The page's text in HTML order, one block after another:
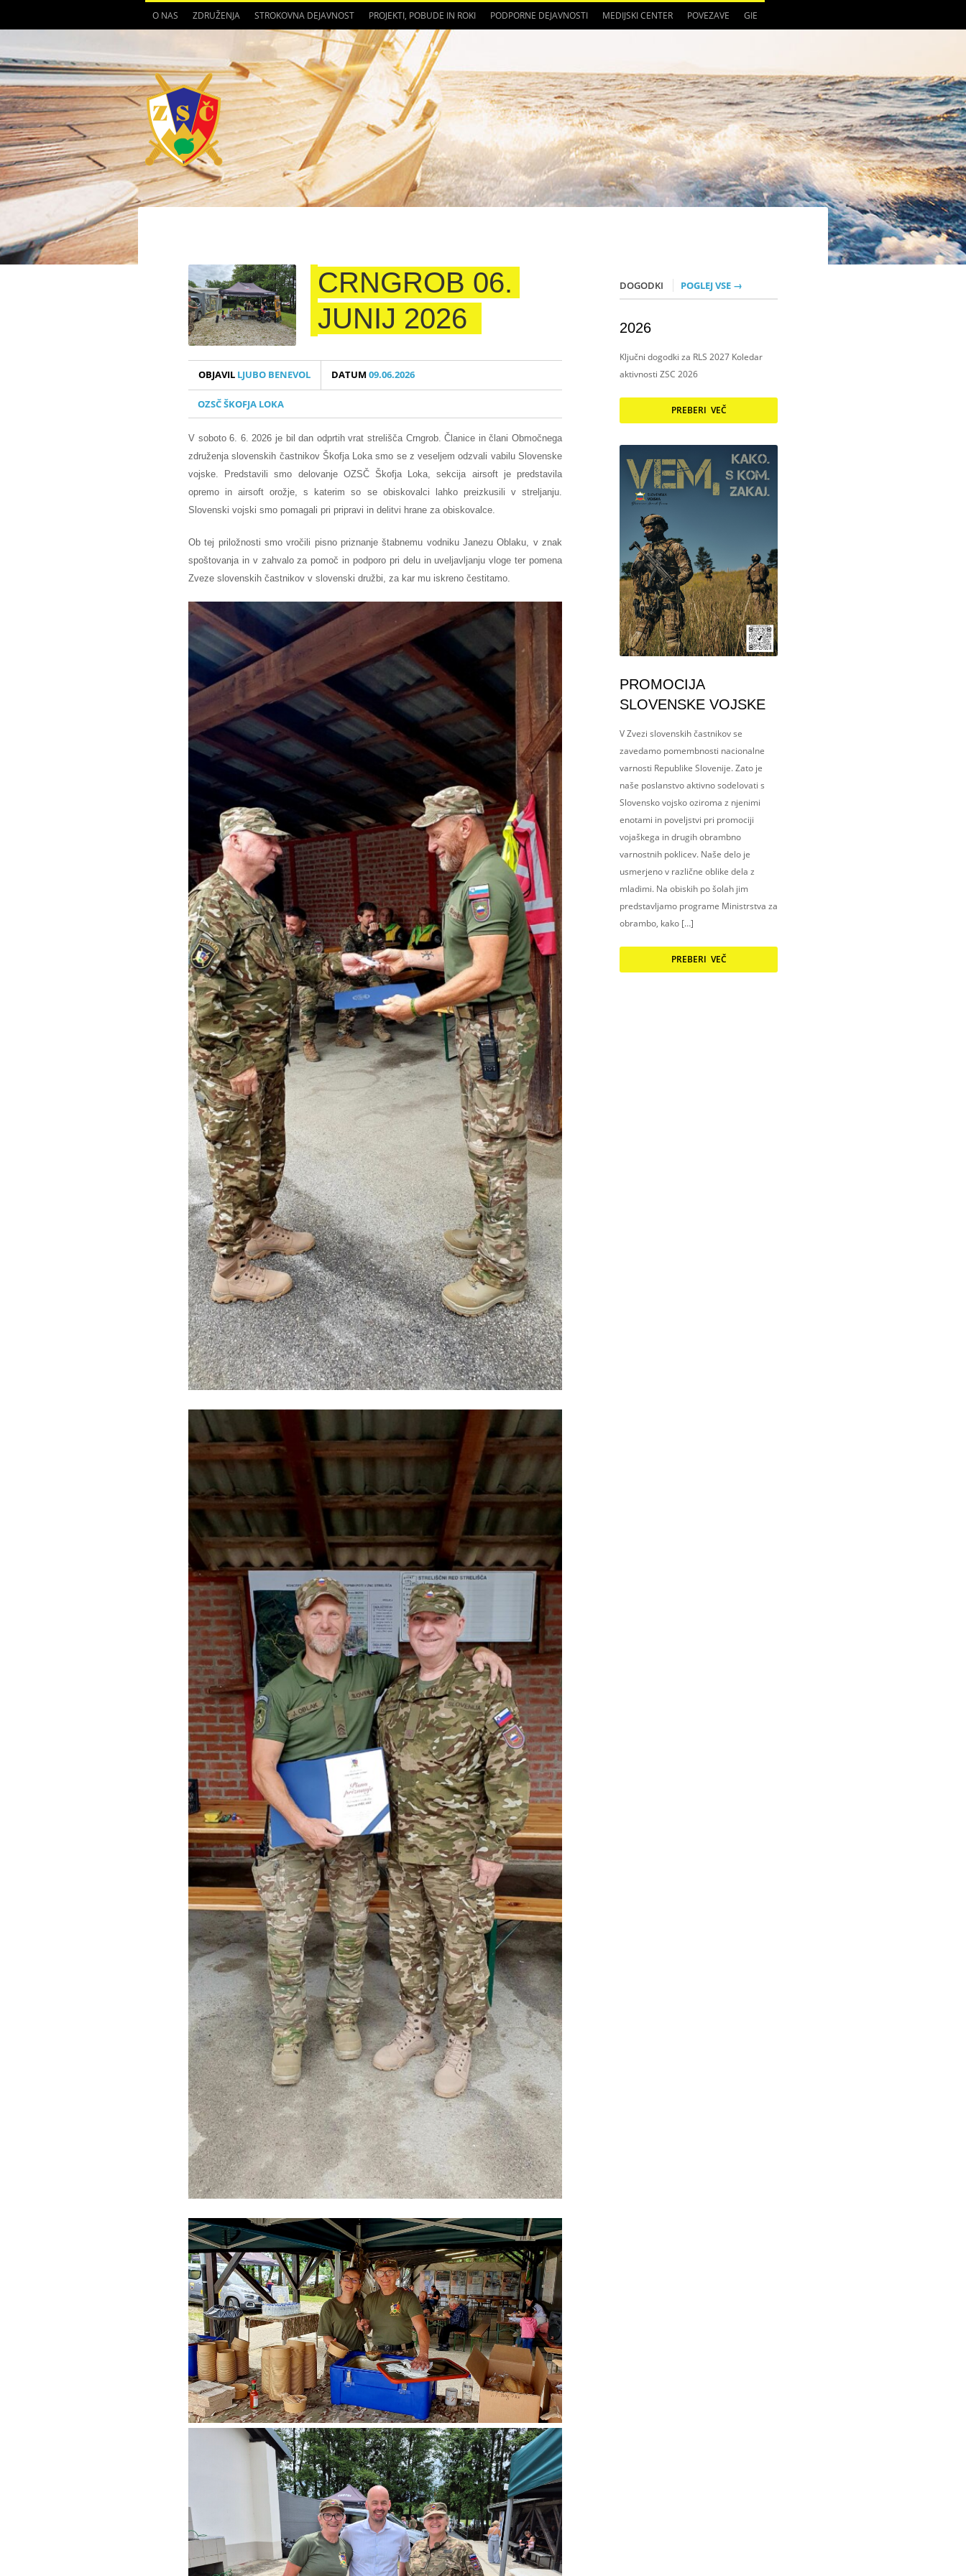
O NAS ZDRUŽENJA STROKOVNA DEJAVNOST PROJEKTI, POBUDE IN ROKI PODPORNE DEJAVNOSTI MEDIJSKI CENTER POVEZAVE GIE
CRNGROB 06.
JUNIJ 2026
OBJAVIL LJUBO BENEVOL DATUM09.06.2026
OZSČ ŠKOFJA LOKA
V soboto 6. 6. 2026 je bil dan odprtih vrat strelišča Crngrob. Članice in člani Območnega
združenja slovenskih častnikov Škofja Loka smo se z veseljem odzvali vabilu Slovenske
vojske. Predstavili smo delovanje OZSČ Škofja Loka, sekcija airsoft je predstavila
opremo in airsoft orožje, s katerim so se obiskovalci lahko preizkusili v streljanju.
Slovenski vojski smo pomagali pri pripravi in delitvi hrane za obiskovalce.
Ob tej priložnosti smo vročili pisno priznanje štabnemu vodniku Janezu Oblaku, v znak
spoštovanja in v zahvalo za pomoč in podporo pri delu in uveljavljanju vloge ter pomena
Zveze slovenskih častnikov v slovenski družbi, za kar mu iskreno čestitamo.
DOGODKI POGLEJ VSE →
2026
Ključni dogodki za RLS 2027 Koledar
aktivnosti ZSC 2026
PREBERI VEČ
PROMOCIJA
SLOVENSKE VOJSKE
V Zvezi slovenskih častnikov se
zavedamo pomembnosti nacionalne
varnosti Republike Slovenije. Zato je
naše poslanstvo aktivno sodelovati s
Slovensko vojsko oziroma z njenimi
enotami in poveljstvi pri promociji
vojaškega in drugih obrambno
varnostnih poklicev. Naše delo je
usmerjeno v različne oblike dela z
mladimi. Na obiskih po šolah jim
predstavljamo programe Ministrstva za
obrambo, kako […]
PREBERI VEČ